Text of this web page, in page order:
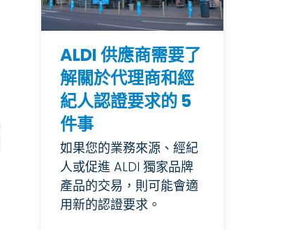
ALDI 供應商需要了
解關於代理商和經
紀人認證要求的 5
件事
如果您的業務來源、經紀
人或促進 ALDI 獨家品牌
產品的交易，則可能會適
用新的認證要求。